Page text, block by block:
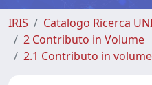
IRIS
Catalogo Ricerca
2 Contributo in Volume
2.1 Contributo in